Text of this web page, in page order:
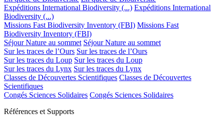
Expéditions International Biodiversity (...) Expéditions International
Biodiversity (...)
Missions Fast Biodiversity Inventory (FBI) Missions Fast
Biodiversity Inventory (FBI)
Séjour Nature au sommet Séjour Nature au sommet
Sur les traces de l’Ours Sur les traces de l’Ours
Sur les traces du Loup Sur les traces du Loup
Sur les traces du Lynx Sur les traces du Lynx
Classes de Découvertes Scientifiques Classes de Découvertes
Scientifiques
Congés Sciences Solidaires Congés Sciences Solidaires
Références et Supports